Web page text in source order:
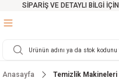
SİPARİŞ VE DETAYLI BİLGİ
Testereler
Cihazları
ve Arabalar
Malzemeleri
Anasayfa Temizlik Makineleri